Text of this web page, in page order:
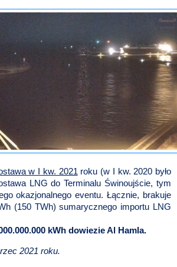
w I kw. 2021 roku (w I kw. 2020 było
LNG do Terminalu Świnoujście, tym
okazjonalnego eventu. Łącznie, brakuje
(150 TWh) sumarycznego importu LNG
kWh dowiezie Al Hamla.
2021 roku.